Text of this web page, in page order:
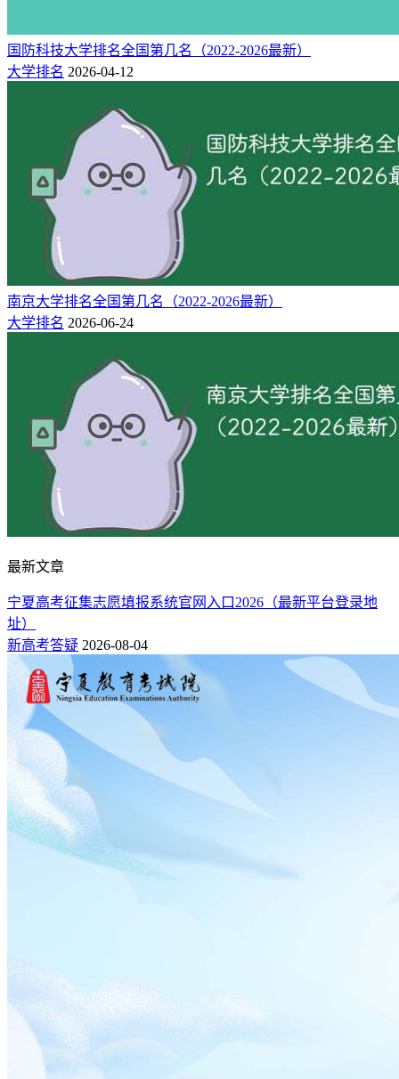
国防科技大学排名全国第几名（2022-2026最新）
大学排名 2026-04-12
南京大学排名全国第几名（2022-2026最新）
大学排名 2026-06-24
最新文章
宁夏高考征集志愿填报系统官网入口2026（最新平台登录地
址）
新高考答疑 2026-08-04